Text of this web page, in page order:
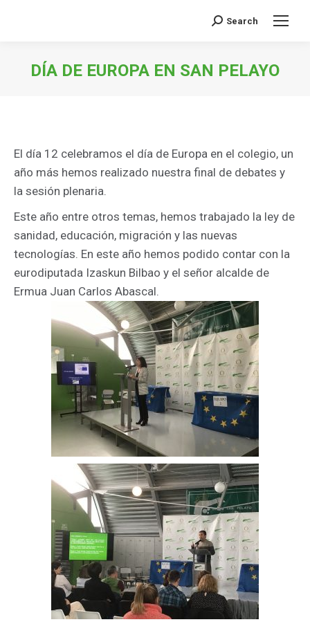
Buscar:
Search
DÍA DE EUROPA EN SAN PELAYO
El día 12 celebramos el día de Europa en el colegio, un
año más hemos realizado nuestra final de debates y
la sesión plenaria.
Este año entre otros temas, hemos trabajado la ley de
sanidad, educación, migración y las nuevas
tecnologías. En este año hemos podido contar con la
eurodiputada Izaskun Bilbao y el señor alcalde de
Ermua Juan Carlos Abascal.